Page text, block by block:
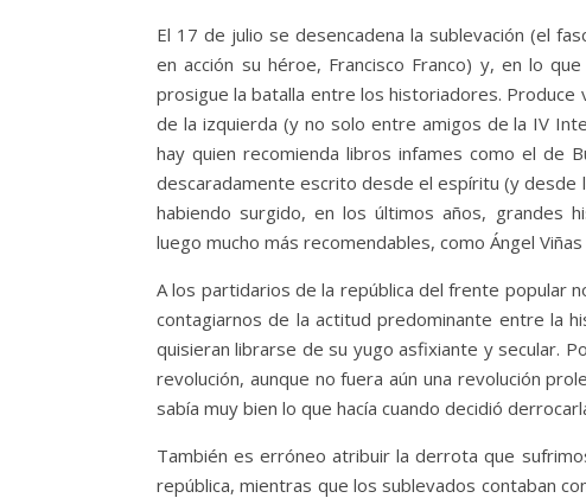
El 17 de julio se desencadena la sublevación (el
en acción su héroe, Francisco Franco) y, en lo
prosigue la batalla entre los historiadores.
de la izquierda (y no solo entre amigos de la IV
hay quien recomienda libros infames como el de
descaradamente escrito desde el espíritu (y
habiendo surgido, en los últimos años, grandes
luego mucho más recomendables, como Ángel Viñas
A los partidarios de la república del frente popular
contagiarnos de la actitud predominante entre la
quisieran librarse de su yugo asfixiante y secular.
revolución, aunque no fuera aún una revolución
sabía muy bien lo que hacía cuando decidió
También es erróneo atribuir la derrota que
república, mientras que los sublevados contaban